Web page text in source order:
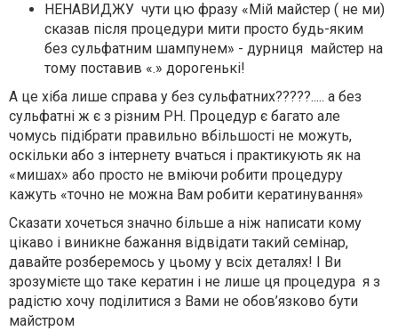
НЕНАВИДЖУ чути цю фразу «Мій майстер ( не ми)
сказав після процедури мити просто будь-яким
без сульфатним шампунем» - дурниця майстер на
тому поставив «.» дорогенькі!
А це хіба лише справа у без сульфатних?????..... а без
сульфатні ж є з різним PH. Процедур є багато але
чомусь підібрати правильно вбільшості не можуть,
оскільки або з інтернету вчаться і практикують як на
«мишах» або просто не вміючи робити процедуру
кажуть «точно не можна Вам робити кератинування»
Сказати хочеться значно більше а ніж написати кому
цікаво і виникне бажання відвідати такий семінар,
давайте розберемось у цьому у всіх деталях! І Ви
зрозумієте що таке кератин і не лише ця процедура я з
радістю хочу поділитися з Вами не обов’язково бути
майстром